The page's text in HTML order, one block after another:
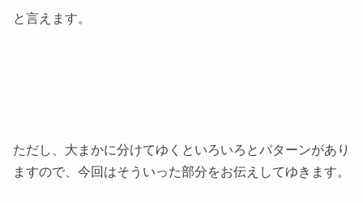
と言えます。
ただし、大まかに分けてゆくといろいろとパターンがあり
ますので、今回はそういった部分をお伝えしてゆきます。